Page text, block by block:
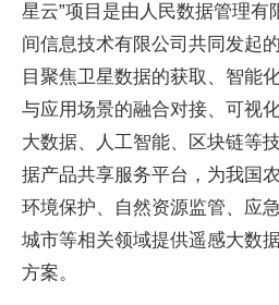
星云”项目是由人民数据管理有
间信息技术有限公司共同发起
目聚焦卫星数据的获取、智能
与应用场景的融合对接、可视
大数据、人工智能、区块链等
据产品共享服务平台，为我国
环境保护、自然资源监管、应
城市等相关领域提供遥感大数
方案。